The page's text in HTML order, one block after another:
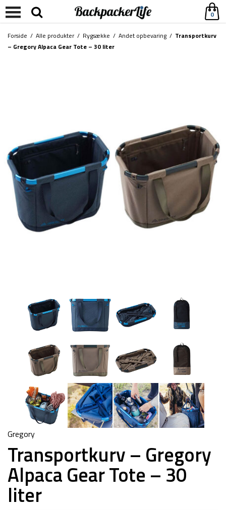
0
Forside / Alle produkter/ Rygsække / Andet opbevaring / Transportkurv
– Gregory Alpaca Gear Tote – 30 liter
Gregory
Transportkurv – Gregory
Alpaca Gear Tote – 30
liter